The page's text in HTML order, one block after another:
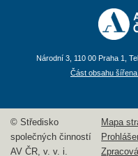
Národní 3, 110 00 Praha 1,
Část obsahu
© Středisko
společných činností
AV ČR, v. v. i.
Mapa